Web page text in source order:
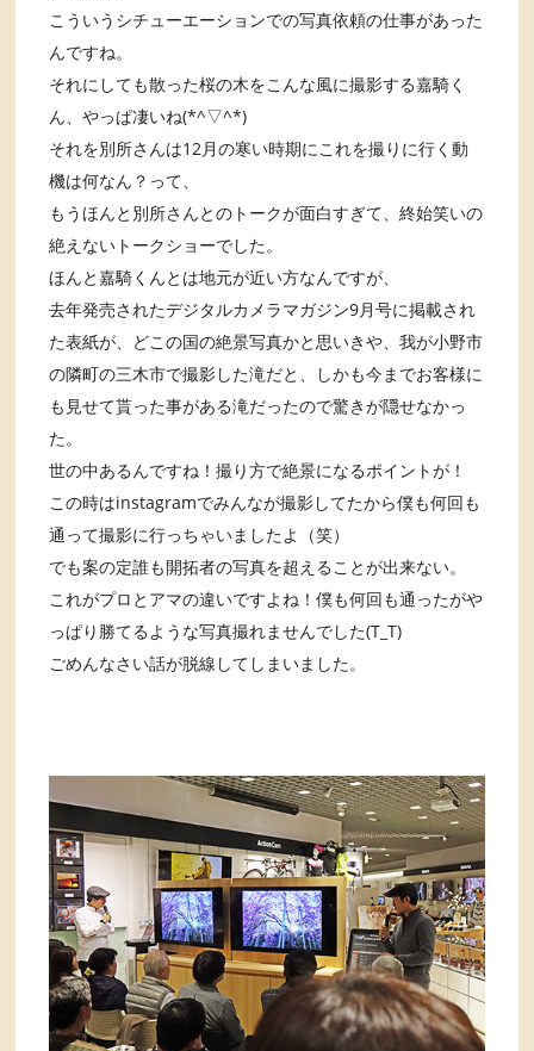
こういうシチューエーションでの写真依頼の仕事があった
んですね。
それにしても散った桜の木をこんな風に撮影する嘉騎く
ん、やっぱ凄いね(*^▽^*)
それを別所さんは12月の寒い時期にこれを撮りに行く動
機は何なん？って、
もうほんと別所さんとのトークが面白すぎて、終始笑いの
絶えないトークショーでした。
ほんと嘉騎くんとは地元が近い方なんですが、
去年発売されたデジタルカメラマガジン9月号に掲載され
た表紙が、どこの国の絶景写真かと思いきや、我が小野市
の隣町の三木市で撮影した滝だと、しかも今までお客様に
も見せて貰った事がある滝だったので驚きが隠せなかっ
た。
世の中あるんですね！撮り方で絶景になるポイントが！
この時はinstagramでみんなが撮影してたから僕も何回も
通って撮影に行っちゃいましたよ（笑）
でも案の定誰も開拓者の写真を超えることが出来ない。
これがプロとアマの違いですよね！僕も何回も通ったがや
っぱり勝てるような写真撮れませんでした(T_T)
ごめんなさい話が脱線してしまいました。